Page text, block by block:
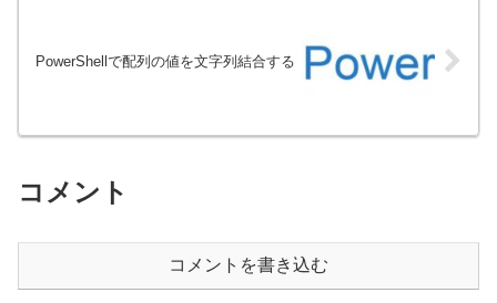
PowerShellで配列の値を文字列結合する
コメント
コメントを書き込む